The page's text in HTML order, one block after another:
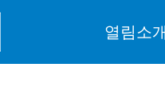
열림소개